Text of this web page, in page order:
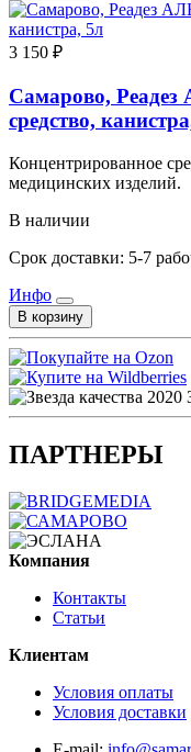
3 150 ₽
Самарово,
средство,
Концентрированное
медицинских изделий.
В наличии
Срок доставки: 5-7
Инфо
В корзину
ПАРТНЕРЫ
Компания
Контакты
Статьи
Клиентам
Условия оплаты
Условия доставки